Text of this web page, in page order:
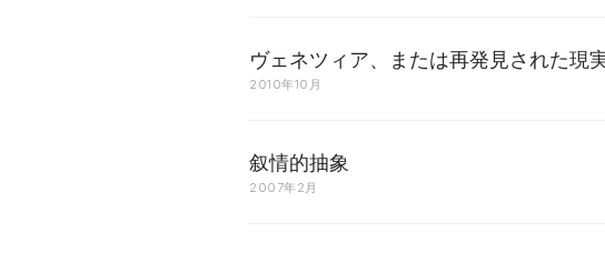
ヴェネツィア、または再発見された現
2010年10月
叙情的抽象
2007年2月